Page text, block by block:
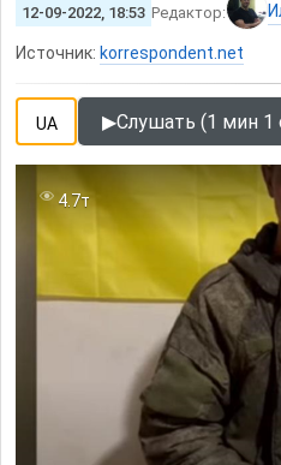
12-09-2022, 18:53 Редактор:
Источник: korrespondent.net
UA ▶Слушать (1 мин 1
4.7т